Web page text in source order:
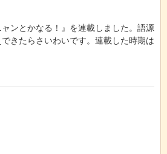
ンとかなる！』を連載しました。語源
きたらさいわいです。連載した時期は